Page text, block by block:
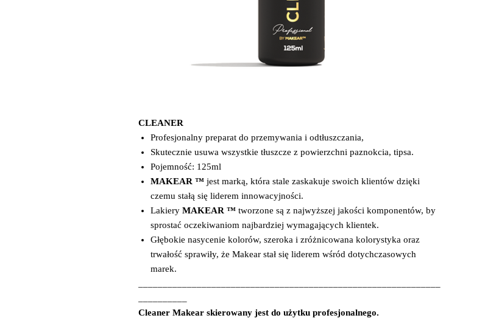
CLEANER
Profesjonalny preparat do przemywania i odtłuszczania,
Skutecznie usuwa wszystkie tłuszcze z powierzchni paznokcia, tipsa.
Pojemność: 125ml
MAKEAR ™ jest marką, która stale zaskakuje swoich klientów dzięki
czemu stałą się liderem innowacyjności.
Lakiery MAKEAR ™ tworzone są z najwyższej jakości komponentów, by
sprostać oczekiwaniom najbardziej wymagających klientek.
Głębokie nasycenie kolorów, szeroka i zróżnicowana kolorystyka oraz
trwałość sprawiły, że Makear stał się liderem wśród dotychczasowych
marek.
Cleaner Makear skierowany jest do użytku profesjonalnego.